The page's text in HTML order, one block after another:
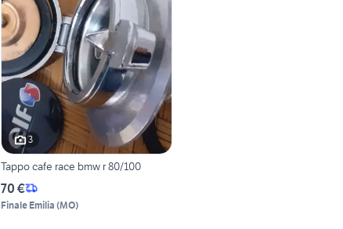
3
Tappo cafe race bmw r 80/100
70 €
Finale Emilia (MO)